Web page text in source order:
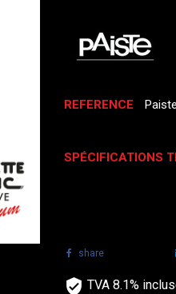
REFERENCE
SPÉCIFICATIONS
share
TVA 8.1%